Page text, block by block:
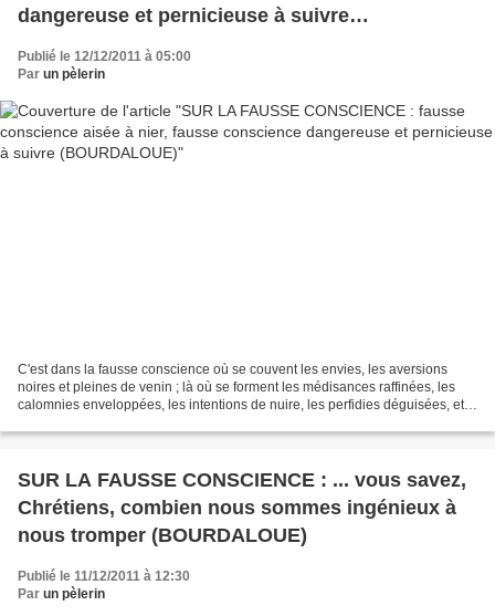
dangereuse et pernicieuse à suivre
Publié le 12/12/2011 à 05:00
Par un pèlerin
C'est dans la fausse conscience où se couvent les envies, les aversions
noires et pleines de venin ; là où se forment les médisances raffinées, les
calomnies enveloppées, les intentions de nuire, les perfidies déguisées, et,
SUR LA FAUSSE CONSCIENCE : ... vous savez,
Chrétiens, combien nous sommes ingénieux à
nous tromper (BOURDALOUE)
Publié le 11/12/2011 à 12:30
Par un pèlerin